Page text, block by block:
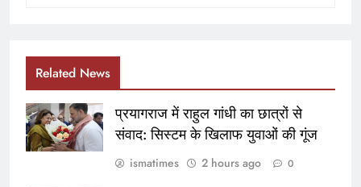
Related News
प्रयागराज में राहुल गांधी का छात्रों से
संवाद: सिस्टम के खिलाफ युवाओं की गूंज
ismatimes 2 hours ago 0